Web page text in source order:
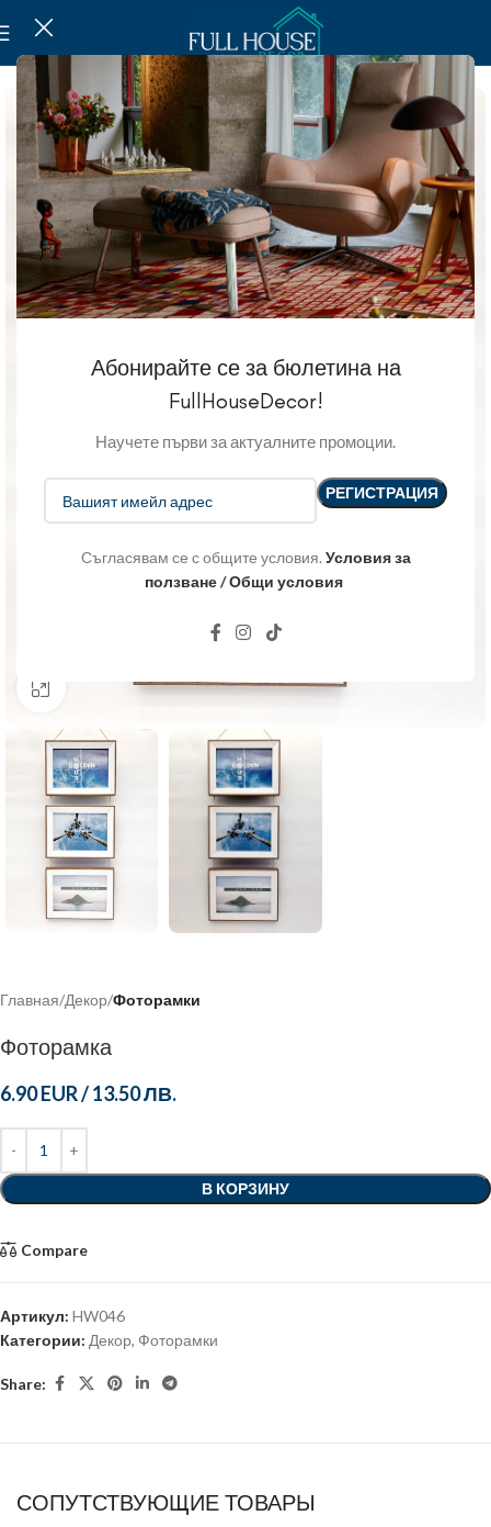
Абонирайте се за бюлетина на
FullHouseDecor!
Научете първи за актуалните промоции.
Съгласявам се с общите условия. Условия за
ползване / Общи условия
Click to enlarge
Главная Декор Фоторамки
Фоторамка
6.90 EUR/13.50 ЛВ.
В КОРЗИНУ
Compare
Артикул: HW046
Категории: Декор, Фоторамки
Share:
СОПУТСТВУЮЩИЕ ТОВАРЫ